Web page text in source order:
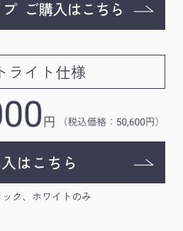
ライト仕様
ク、ホワイトのみ